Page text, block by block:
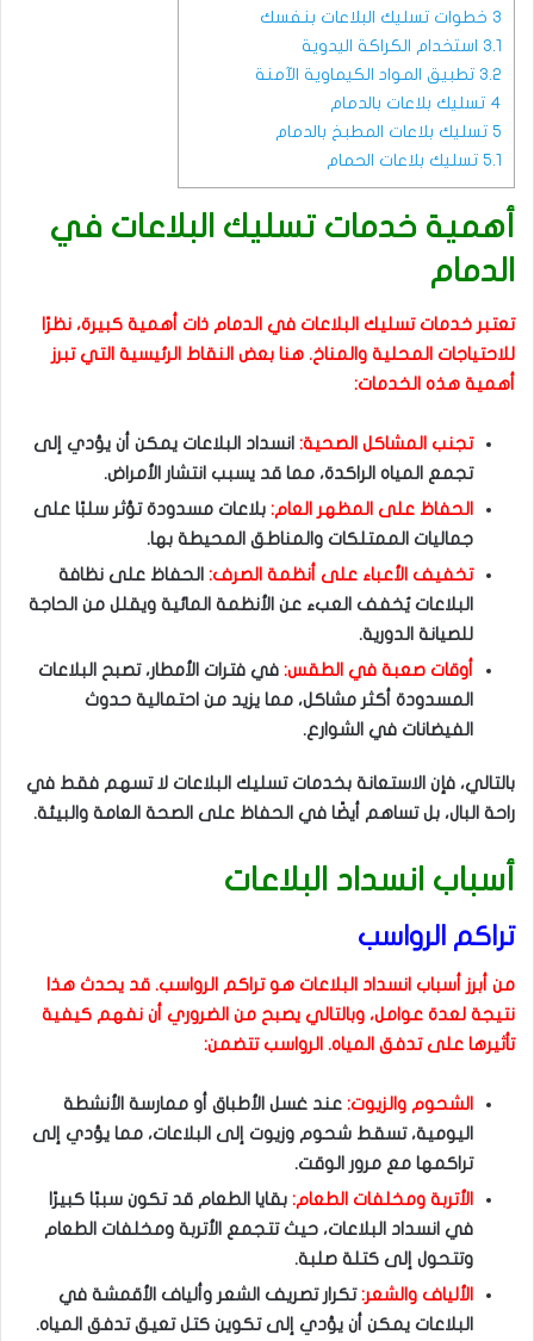
3 خطوات تسليك البلاعات بنفسك
3.1 استخدام الكراكة اليدوية
3.2 تطبيق المواد الكيماوية الآمنة
4 تسليك بلاعات بالدمام
5 تسليك بلاعات المطبخ بالدمام
5.1 تسليك بلاعات الحمام
أهمية خدمات تسليك البلاعات في
الدمام
تعتبر خدمات تسليك البلاعات في الدمام ذات أهمية كبيرة، نظرًا
للاحتياجات المحلية والمناخ. هنا بعض النقاط الرئيسية التي تبرز
أهمية هذه الخدمات:
تجنب المشاكل الصحية: انسداد البلاعات يمكن أن يؤدي إلى
تجمع المياه الراكدة، مما قد يسبب انتشار الأمراض.
الحفاظ على المظهر العام: بلاعات مسدودة تؤثر سلبًا على
جماليات الممتلكات والمناطق المحيطة بها.
تخفيف الأعباء على أنظمة الصرف: الحفاظ على نظافة
البلاعات يُخفف العبء عن الأنظمة المائية ويقلل من الحاجة
للصيانة الدورية.
أوقات صعبة في الطقس: في فترات الأمطار، تصبح البلاعات
المسدودة أكثر مشاكل، مما يزيد من احتمالية حدوث
الفيضانات في الشوارع.
بالتالي، فإن الاستعانة بخدمات تسليك البلاعات لا تسهم فقط في
راحة البال، بل تساهم أيضًا في الحفاظ على الصحة العامة والبيئة.
أسباب انسداد البلاعات
تراكم الرواسب
من أبرز أسباب انسداد البلاعات هو تراكم الرواسب. قد يحدث هذا
نتيجة لعدة عوامل، وبالتالي يصبح من الضروري أن نفهم كيفية
تأثيرها على تدفق المياه. الرواسب تتضمن:
الشحوم والزيوت: عند غسل الأطباق أو ممارسة الأنشطة
اليومية، تسقط شحوم وزيوت إلى البلاعات، مما يؤدي إلى
تراكمها مع مرور الوقت.
الأتربة ومخلفات الطعام: بقايا الطعام قد تكون سببًا كبيرًا
في انسداد البلاعات، حيث تتجمع الأتربة ومخلفات الطعام
وتتحول إلى كتلة صلبة.
الألياف والشعر:تكرار تصريف الشعر وألياف الأقمشة في
البلاعات يمكن أن يؤدي إلى تكوين كتل تعيق تدفق المياه.